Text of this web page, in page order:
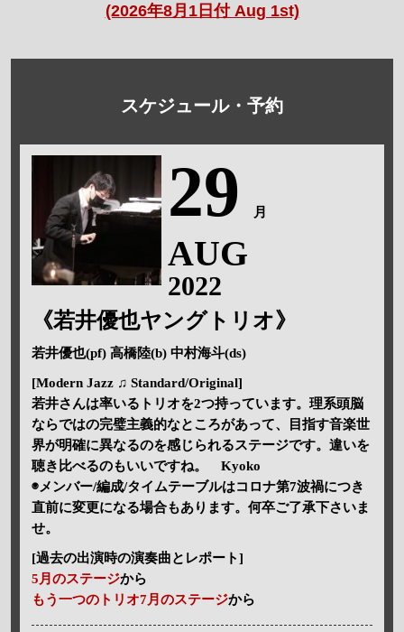
(2026年8月1日付 Aug 1st)
スケジュール・予約
29 月
AUG
2022
《若井優也ヤングトリオ》
若井優也(pf) 高橋陸(b) 中村海斗(ds)
[Modern Jazz ♫ Standard/Original]
若井さんは率いるトリオを2つ持っています。理系頭脳
ならではの完璧主義的なところがあって、目指す音楽世
界が明確に異なるのを感じられるステージです。違いを
聴き比べるのもいいですね。 Kyoko
◉メンバー/編成/タイムテーブルはコロナ第7波禍につき
直前に変更になる場合もあります。何卒ご了承下さいま
せ。
[過去の出演時の演奏曲とレポート]
5月のステージから
もう一つのトリオ7月のステージから